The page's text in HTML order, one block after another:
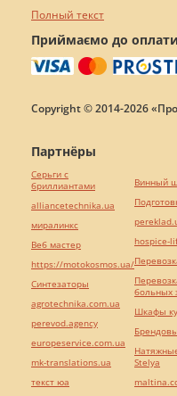
Полный текст
Приймаємо до оплати
Copyright © 2014-2026
Партнёры
Серьги с
бриллиантами
alliancetechnika.ua
миралинкс
Веб мастер
https://motokosmos.ua/
Синтезаторы
agrotechnika.com.ua
perevod.agency
europeservice.com.ua
mk-translations.ua
текст юа
Винный
hospice-
больных
Шкафы
Stelya